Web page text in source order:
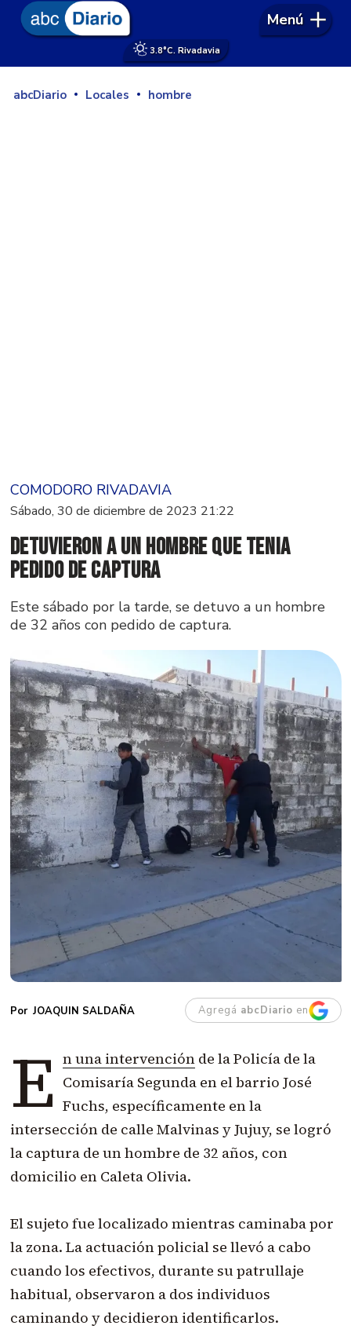
3.8°C. Rivadavia
Menú
abcDiario Locales hombre
COMODORO RIVADAVIA
Sábado, 30 de diciembre de 2023 21:22
Detuvieron a un hombre que tenia
pedido de captura
Este sábado por la tarde, se detuvo a un hombre
de 32 años con pedido de captura.
JOAQUIN SALDAÑA Agregá abcDiario en
E n una intervenciónde la Policía de la
Comisaría Segunda en el barrio José
Fuchs, específicamente en la
intersección de calle Malvinas y Jujuy, se logró
la captura de un hombre de 32 años, con
domicilio en Caleta Olivia.
El sujeto fue localizado mientras caminaba por
la zona. La actuación policial se llevó a cabo
cuando los efectivos, durante su patrullaje
habitual, observaron a dos individuos
caminando y decidieron identificarlos.